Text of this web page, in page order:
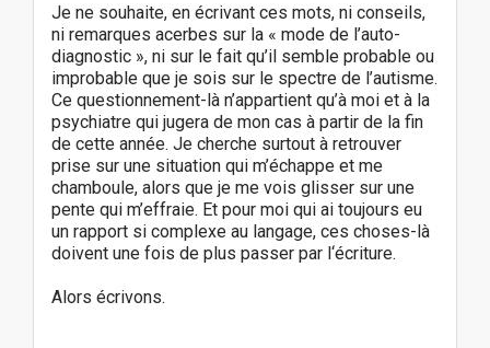
Je ne souhaite, en écrivant ces mots, ni conseils,
ni remarques acerbes sur la « mode de l’auto-
diagnostic », ni sur le fait qu’il semble probable ou
improbable que je sois sur le spectre de l’autisme.
Ce questionnement-là n’appartient qu’à moi et à la
psychiatre qui jugera de mon cas à partir de la fin
de cette année. Je cherche surtout à retrouver
prise sur une situation qui m’échappe et me
chamboule, alors que je me vois glisser sur une
pente qui m’effraie. Et pour moi qui ai toujours eu
un rapport si complexe au langage, ces choses-là
doivent une fois de plus passer par l‘écriture.
Alors écrivons.